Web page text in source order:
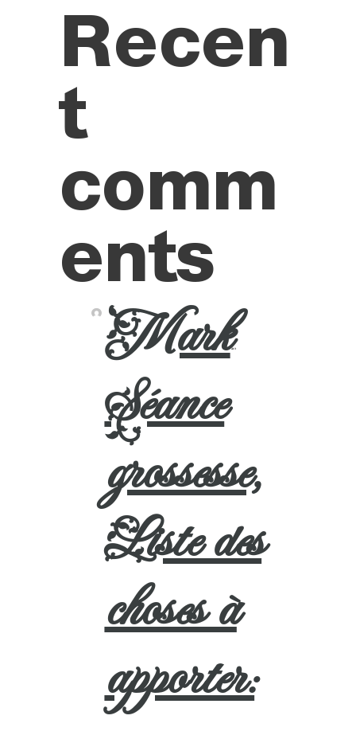
Recen
t
comm
ents
Marksur
Séance
grossesse,
Liste des
choses à
apporter: